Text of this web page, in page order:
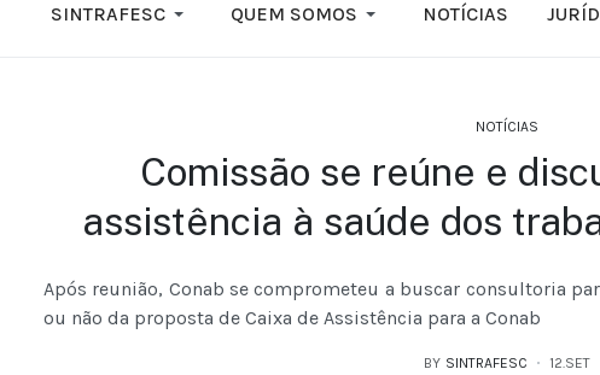
SINTRAFESC QUEM SOMOS NOTÍCIAS
NOTÍCIAS
Comissão se reúne e
assistência à saúde dos
Após reunião, Conab se comprometeu a buscar consultoria
ou não da proposta de Caixa de Assistência para a Conab
BY SINTRAFESC 12.SET